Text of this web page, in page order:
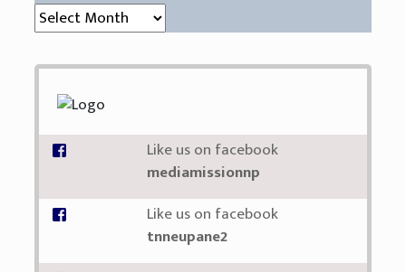
संग्रह (Archive)
Like us on facebook
mediamissionnp
Like us on facebook
tnneupane2